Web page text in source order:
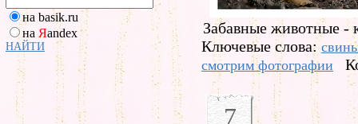
на basik.ru
на Яandex
НАЙТИ
Забавные животные -
Ключевые слова:
смотрим фотографии
7